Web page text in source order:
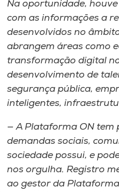
Na oportunidade,
com as informações a
desenvolvidos no
abrangem áreas como
transformação digital
desenvolvimento de
segurança pública,
inteligentes,
— A Plataforma ON tem
demandas sociais,
sociedade possui, e
nos orgulha. Registro
ao gestor da